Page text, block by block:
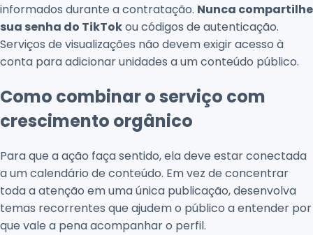
informados durante a contratação. Nunca compartilhe
sua senha do TikTokou códigos de autenticação.
Serviços de visualizações não devem exigir acesso à
conta para adicionar unidades a um conteúdo público.
Como combinar o serviço com
crescimento orgânico
Para que a ação faça sentido, ela deve estar conectada
a um calendário de conteúdo. Em vez de concentrar
toda a atenção em uma única publicação, desenvolva
temas recorrentes que ajudem o público a entender por
que vale a pena acompanhar o perfil.